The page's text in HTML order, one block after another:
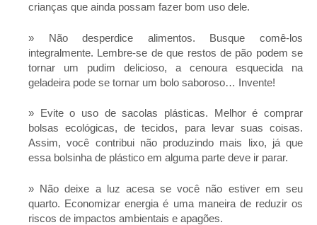
crianças que ainda possam fazer bom uso dele.
Não desperdice alimentos. Busque comê-los
integralmente. Lembre-se de que restos de pão podem se
tornar um pudim delicioso, a cenoura esquecida na
geladeira pode se tornar um bolo saboroso… Invente!
Evite o uso de sacolas plásticas. Melhor é comprar
bolsas ecológicas, de tecidos, para levar suas coisas.
Assim, você contribui não produzindo mais lixo, já que
essa bolsinha de plástico em alguma parte deve ir parar.
Não deixe a luz acesa se você não estiver em seu
quarto. Economizar energia é uma maneira de reduzir os
riscos de impactos ambientais e apagões.